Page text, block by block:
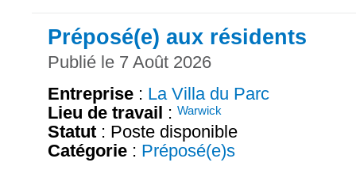
Préposé(e) aux résidents
Publié le 7 Août 2026
Entreprise : La Villa du Parc
Lieu de travail : Warwick
Statut : Poste disponible
Catégorie : Préposé(e)s